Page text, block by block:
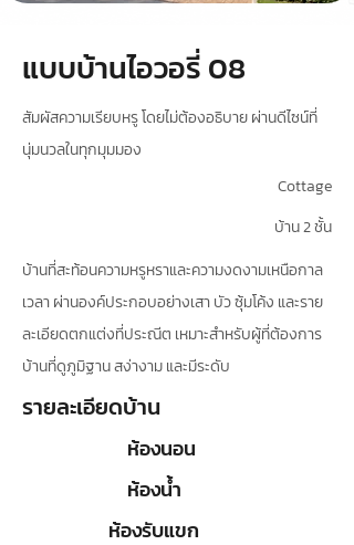
แบบบ้านไอวอรี่ 08
สัมผัสความเรียบหรู โดยไม่ต้องอธิบาย ผ่านดีไซน์ที่
นุ่มนวลในทุกมุมมอง
Cottage
บ้าน 2 ชั้น
บ้านที่สะท้อนความหรูหราและความงดงามเหนือกาล
เวลา ผ่านองค์ประกอบอย่างเสา บัว ซุ้มโค้ง และราย
ละเอียดตกแต่งที่ประณีต เหมาะสำหรับผู้ที่ต้องการ
บ้านที่ดูภูมิฐาน สง่างาม และมีระดับ
รายละเอียดบ้าน
ห้องนอน
ห้องน้ำ
ห้องรับแขก